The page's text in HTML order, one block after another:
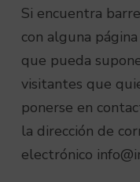
Si encuentra
con alguna
que pueda
visitantes que
ponerse en
la dirección de
electrónico